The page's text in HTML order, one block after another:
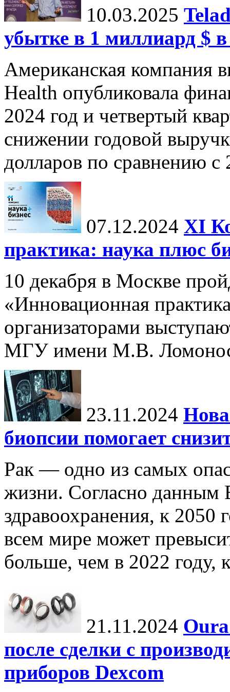
10.03.2025
убытке в 1 миллиард $ в
Американская компания
Health опубликовала
2024 год и четвертый
снижении годовой
долларов по сравнению с
07.12.2024 ХI
практика: наука плюс
10 декабря в Москве
«Инновационная
организаторами
МГУ имени М.В.
23.11.2024
биопсии помогает
Рак — одно из самых
жизни. Согласно данным
здравоохранения, к 2050
всем мире может
больше, чем в 2022 году,
21.11.2024
после сделки с
приборов Dexcom